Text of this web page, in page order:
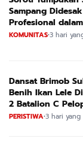
Sampang
Profesional
Tugas
KOMUNITAS•3 hari
Dansat Brimob
Benih Ikan Lele
2 Batalion C
ketahanan
PERISTIWA•3 hari yang